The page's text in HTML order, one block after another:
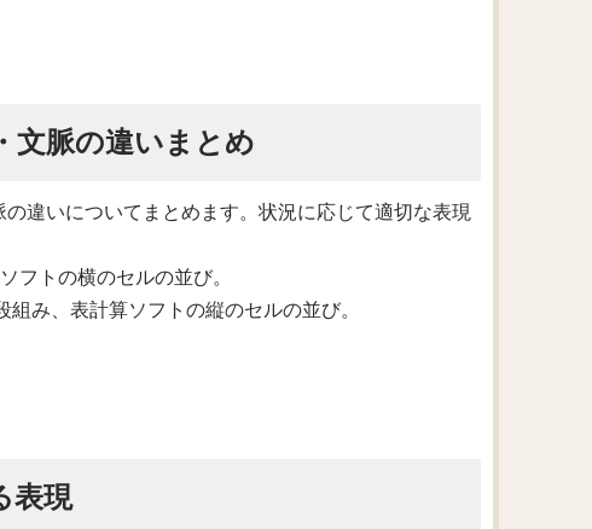
文脈の違いまとめ
違いについてまとめます。状況に応じて適切な表現
フトの横のセルの並び。
み、表計算ソフトの縦のセルの並び。
表現